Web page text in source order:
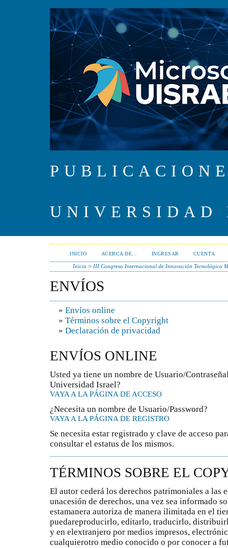
UNIVERSIDAD
INICIO ACERCA DE... INGRESAR CUENTA
Inicio > III Congreso Internacional de Innovación Tecnológica
ENVÍOS
» Envíos online
» Términos sobre el Copyright
» Declaración de privacidad
ENVÍOS ONLINE
Usted ya tiene un nombre de Usuario/
Universidad Israel?
VAYA A LA PÁGINA DE ACCESO
¿Necesita un nombre de Usuario/Password?
VAYA A LA PÁGINA DE REGISTRO
Se necesita estar registrado y clave de acceso
consultar el estatus de los mismos.
TÉRMINOS SOBRE EL
El autor cederá los derechos patrimoniales a las
unacesión de derechos, una vez sea informado
estamanera autoriza de manera ilimitada en el
puedareproducirlo, editarlo, traducirlo,
y en elextranjero por medios impresos,
cualquierotro medio conocido o por conocer a